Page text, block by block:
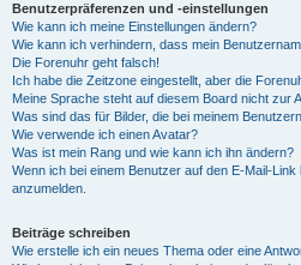
Benutzerpräferenzen und -einstellungen
Wie kann ich meine Einstellungen ändern?
Wie kann ich verhindern, dass mein
Die Forenuhr geht falsch!
Ich habe die Zeitzone eingestellt, aber die
Meine Sprache steht auf diesem Board nicht zur
Was sind das für Bilder, die bei meinem
Wie verwende ich einen Avatar?
Was ist mein Rang und wie kann ich ihn ändern?
Wenn ich bei einem Benutzer auf den E-Mail-
anzumelden.
Beiträge schreiben
Wie erstelle ich ein neues Thema oder eine